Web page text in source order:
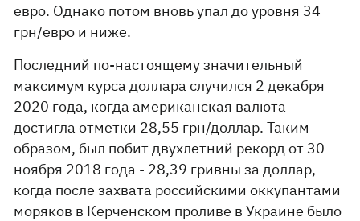
евро. Однако потом вновь упал до уровня 34
грн/евро и ниже.
Последний по-настоящему значительный
максимум курса доллара случился 2 декабря
2020 года, когда американская валюта
достигла отметки 28,55 грн/доллар. Таким
образом, был побит двухлетний рекорд от 30
ноября 2018 года - 28,39 гривны за доллар,
когда после захвата российскими оккупантами
моряков в Керченском проливе в Украине было